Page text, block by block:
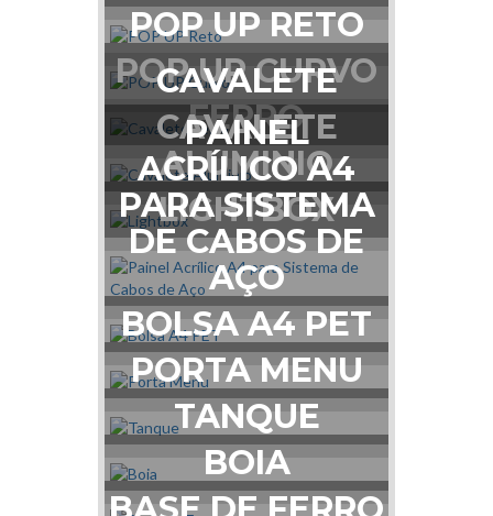
POP UP RETO
POP UP CURVO
CAVALETE
FERRO
CAVALETE
ALUMINIO
LIGHTBOX
PAINEL
ACRÍLICO A4
PARA SISTEMA
DE CABOS DE
AÇO
BOLSA A4 PET
PORTA MENU
TANQUE
BOIA